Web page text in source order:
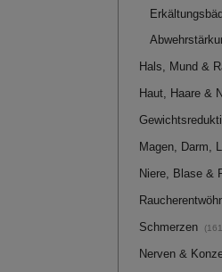
UVP: 10,42 €
inkl. MwSt
Hals, Mund &
Haut, Haare &
Magen, Darm,
Niere, Blase &
Schmerzen
Nerven &